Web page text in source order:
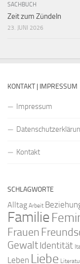
SACHBUCH
Zeit zum Zündeln
23. JUNI 2026
KONTAKT | IMPRESSUM
Impressum
Kontakt
SCHLAGWORTE
Alltag Arbeit
Familie
Frauen
GewaltIdentität
Leben Liebe